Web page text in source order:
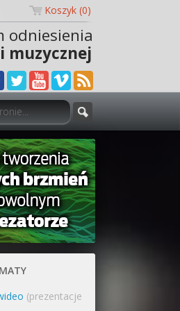
Koszyk (0)
odniesienia
muzycznej
(prezentacje